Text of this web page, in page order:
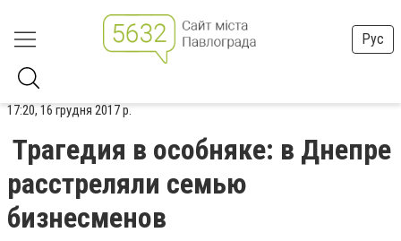
Рус
17:20, 16 грудня 2017 р.
Трагедия в особняке: в Днепре
расстреляли семью
бизнесменов